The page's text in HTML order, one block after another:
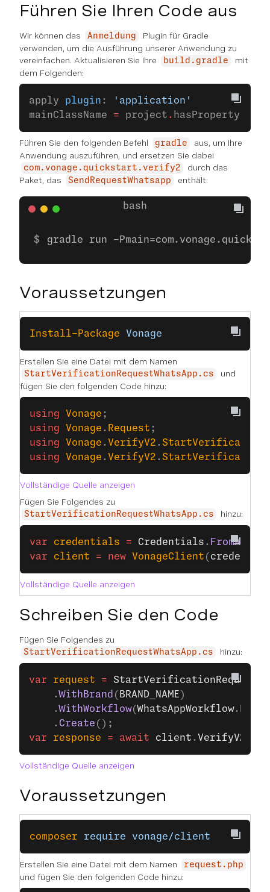
Führen Sie Ihren Code aus
Wir können das Anmeldung
Plugin für Gradle
verwenden, um die Ausführung unserer Anwendung zu
vereinfachen. Aktualisieren Sie Ihre
build.gradle
mit
dem Folgenden:
apply plugin :
'application'
mainClassName = project . hasProperty(
Führen Sie den folgenden Befehl gradle
aus, um Ihre
Anwendung auszuführen, und ersetzen Sie dabei
com.vonage.quickstart.verify2
durch das
Paket, das
SendRequestWhatsapp enthält:
gradle run -
Voraussetzungen
Install-Package Vonage
Erstellen Sie eine Datei mit dem Namen
StartVerificationRequestWhatsApp.cs
und
fügen Sie den folgenden Code hinzu:
using Vonage ;
using Vonage . Request ;
using Vonage . VerifyV2 . StartVerification
using Vonage . VerifyV2 . StartVerification
Vollständige Quelle anzeigen
Fügen Sie Folgendes zu
StartVerificationRequestWhatsApp.cs hinzu:
var credentials = Credentials .
var client = new VonageClient (
Vollständige Quelle anzeigen
Schreiben Sie den Code
Fügen Sie Folgendes zu
StartVerificationRequestWhatsApp.cs hinzu:
var request = StartVerificationRequest
    .
WithBrand ( BRAND_NAME )
    .
WithWorkflow(WhatsAppWorkflow.
    .
Create ();
var response = await client .
Vollständige Quelle anzeigen
Voraussetzungen
composer require vonage/client
Erstellen Sie eine Datei mit dem Namen request.php
und fügen Sie den folgenden Code hinzu: